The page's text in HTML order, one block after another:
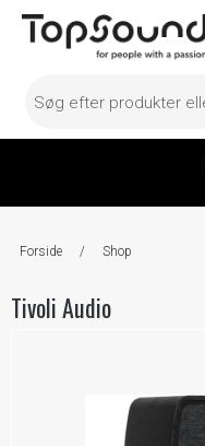
Forside / Shop
Tivoli Audio